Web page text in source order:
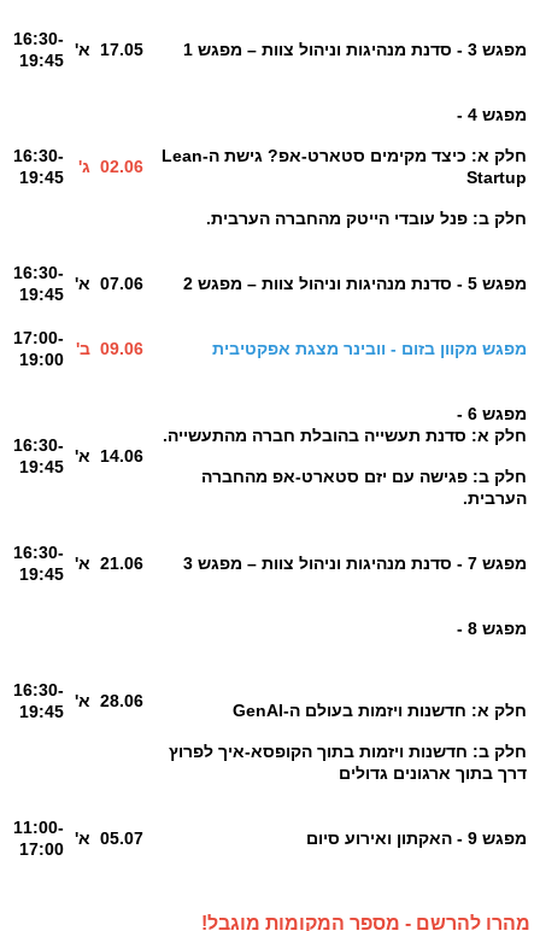
מפגש 3 - סדנת מנהיגות וניהול צוות – מפגש 1 17.05 א'
16:30-
19:45
מפגש 4 -
חלק א: כיצד מקימים סטארט-אפ? גישת ה-Lean
Startup
חלק ב: פנל עובדי הייטק מהחברה הערבית.
02.06 ג'
16:30-
19:45
מפגש 5 - סדנת מנהיגות וניהול צוות – מפגש 2 07.06 א'
16:30-
19:45
מפגש מקוון בזום - וובינר מצגת אפקטיבית 09.06 ב'
17:00-
19:00
מפגש 6 -
חלק א: סדנת תעשייה בהובלת חברה מהתעשייה.
חלק ב: פגישה עם יזם סטארט-אפ מהחברה
הערבית.
14.06 א'
16:30-
19:45
מפגש 7 - סדנת מנהיגות וניהול צוות – מפגש 3 21.06 א'
16:30-
19:45
מפגש 8 -
חלק א: חדשנות ויזמות בעולם ה-GenAI
חלק ב: חדשנות ויזמות בתוך הקופסא-איך לפרוץ
דרך בתוך ארגונים גדולים
28.06 א'
16:30-
19:45
מפגש 9 - האקתון ואירוע סיום 05.07 א'
11:00-
17:00
מהרו להרשם - מספר המקומות מוגבל!